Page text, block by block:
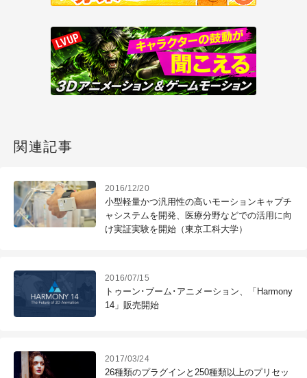
関連記事
2016/12/20
小型軽量かつ汎用性の高いモーションキャプチ
ャシステムを開発、医療分野などでの活用に向
け実証実験を開始（東京工科大学）
2016/07/15
トゥーン･ブーム･アニメーション、「Harmony
14」販売開始
2017/03/24
26種類のプラグインと250種類以上のプリセッ